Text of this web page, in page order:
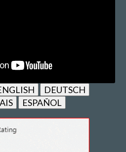
DEUTSCH
ESPAÑOL